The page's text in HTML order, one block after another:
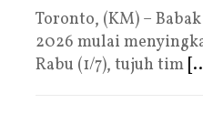
Toronto, (KM) –
2026 mulai
Rabu (1/7), tujuh tim